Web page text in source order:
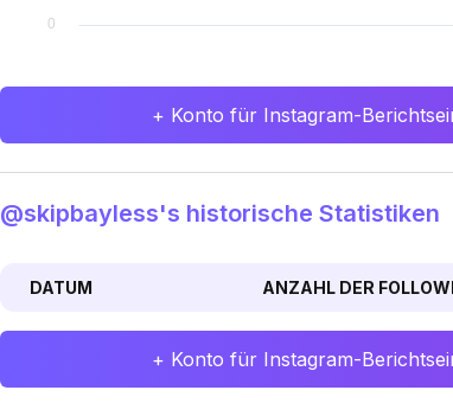
+ Konto für Instagram-
@skipbayless's historische Statistiken
DATUM ANZAHL DER
+ Konto für Instagram-